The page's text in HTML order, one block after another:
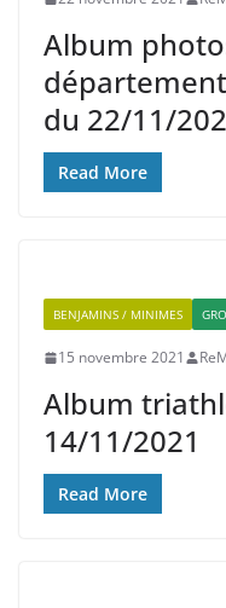
Album
du 22/11/
Read More
BENJAMINS / MINIMES
15 novembre 2021
Album
14/11/2021
Read More